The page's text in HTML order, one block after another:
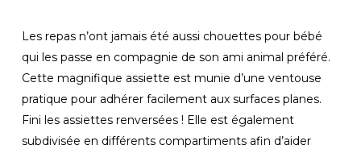
Les repas n’ont jamais été aussi chouettes pour bébé
qui les passe en compagnie de son ami animal préféré.
Cette magnifique assiette est munie d’une ventouse
pratique pour adhérer facilement aux surfaces planes.
Fini les assiettes renversées ! Elle est également
subdivisée en différents compartiments afin d’aider